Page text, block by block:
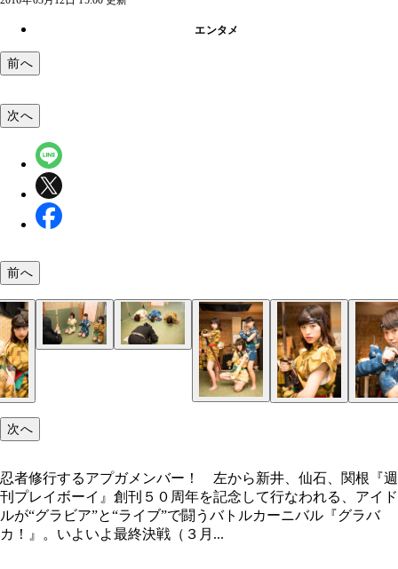
エンタメ
前へ
次へ
前へ
次へ
忍者修行するアプガメンバー！ 左から新井、仙石、関根『週
刊プレイボーイ』創刊５０周年を記念して行なわれる、アイド
ルが“グラビア”と“ライブ”で闘うバトルカーニバル『グラバ
カ！』。いよいよ最終決戦（３月...